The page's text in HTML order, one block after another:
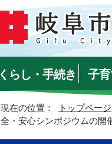
くらし・手続き 子
現在の位置： トップページ
全・安心シンポジウムの開